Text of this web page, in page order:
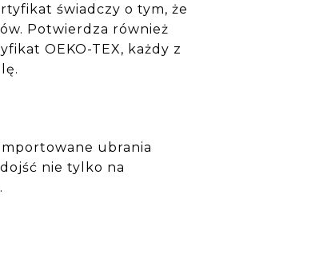
świadczy o tym, że
Potwierdza również
OEKO-TEX, każdy z
ubrania
nie tylko na